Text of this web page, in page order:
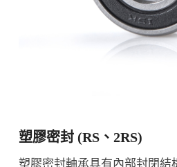
塑膠密封 (RS、2RS)
塑膠密封軸承具有內部封閉結